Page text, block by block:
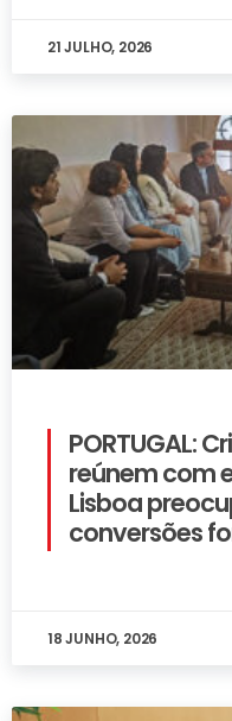
21 JULHO, 2026
PORTUGAL:
reúnem com
Lisboa
conversões
18 JUNHO, 2026